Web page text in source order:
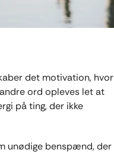
det motivation, hvor
ord opleves let at
på ting, der ikke
unødige benspænd, der